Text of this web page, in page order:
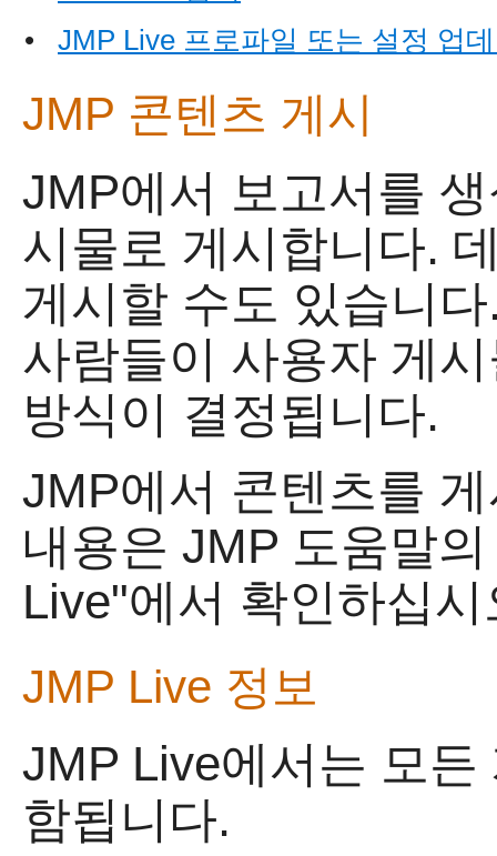
•
JMP Live 프로파일 또는 설정 업
JMP 콘텐츠 게시
JMP에서 보고서를
시물로 게시합니다.
게시할 수도 있습니
사람들이 사용자 게
방식이 결정됩니다.
JMP에서 콘텐츠를
내용은 JMP 도움말
Live"에서 확인하십시
JMP Live 정보
JMP Live에서는 모든
함됩니다.